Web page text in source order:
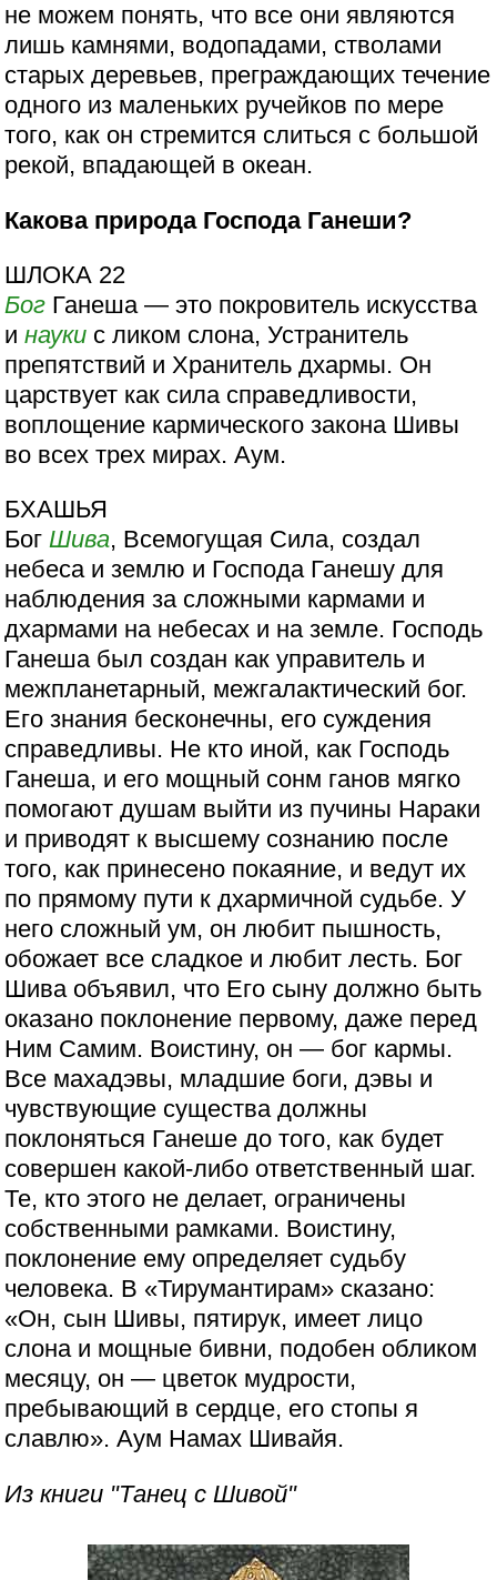
не можем понять, что все они являются
лишь камнями, водопадами, стволами
старых деревьев, преграждающих течение
одного из маленьких ручейков по мере
того, как он стремится слиться с большой
рекой, впадающей в океан.
Какова природа Господа Ганеши?
ШЛОКА 22
Бог Ганеша — это покровитель искусства
инауки с ликом слона, Устранитель
препятствий и Хранитель дхармы. Он
царствует как сила справедливости,
воплощение кармического закона Шивы
во всех трех мирах. Аум.
БХАШЬЯ
БогШива, Всемогущая Сила, создал
небеса и землю и Господа Ганешу для
наблюдения за сложными кармами и
дхармами на небесах и на земле. Господь
Ганеша был создан как управитель и
межпланетарный, межгалактический бог.
Его знания бесконечны, его суждения
справедливы. Не кто иной, как Господь
Ганеша, и его мощный сонм ганов мягко
помогают душам выйти из пучины Нараки
и приводят к высшему сознанию после
того, как принесено покаяние, и ведут их
по прямому пути к дхармичной судьбе. У
него сложный ум, он любит пышность,
обожает все сладкое и любит лесть. Бог
Шива объявил, что Его сыну должно быть
оказано поклонение первому, даже перед
Ним Самим. Воистину, он — бог кармы.
Все махадэвы, младшие боги, дэвы и
чувствующие существа должны
поклоняться Ганеше до того, как будет
совершен какой-либо ответственный шаг.
Те, кто этого не делает, ограничены
собственными рамками. Воистину,
поклонение ему определяет судьбу
человека. В «Тирумантирам» сказано:
«Он, сын Шивы, пятирук, имеет лицо
слона и мощные бивни, подобен обликом
месяцу, он — цветок мудрости,
пребывающий в сердце, его стопы я
славлю». Аум Намах Шивайя.
Из книги "Танец с Шивой"